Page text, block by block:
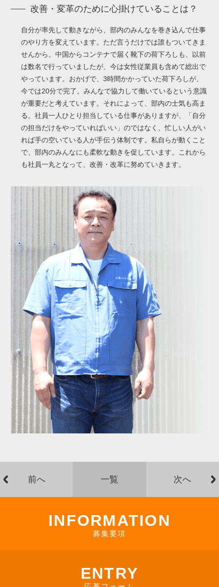
改善・変革のために心掛けていることは？
自分が率先して動きながら、部内のみんなを巻き込んで仕事
のやり方を変えています。ただ言うだけでは誰もついてきま
せんから。中国からコンテナで届く靴下の荷下ろしも、以前
は数名で行っていましたが、今は女性従業員も含めて総出で
やっています。おかげで、3時間かかっていた荷下ろしが、
今では20分で完了。みんなで協力して働いているという意識
が重要だと考えています。それによって、部内の士気も高ま
る。社員一人ひとり担当している仕事がありますが、「自分
の担当だけをやっていればいい」のではなく、忙しい人がい
れば手の空いている人が手伝う体制です。私自らが動くこと
で、部内のみんなにも柔軟な動きを促しています。これから
も社員一丸となって、改善・改革に努めていきます。
前へ 一覧 次へ
INFORMATION
募集要項
ENTRY